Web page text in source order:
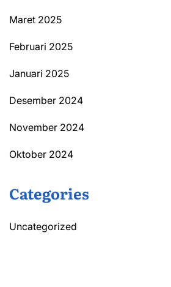
Maret 2025
Februari 2025
Januari 2025
Desember 2024
November 2024
Oktober 2024
Categories
Uncategorized